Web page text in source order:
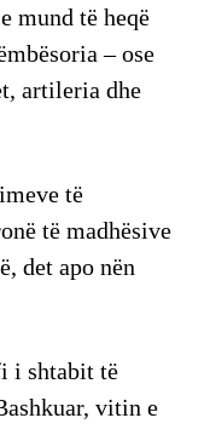
mund të heqë
– ose
artileria dhe
të
të madhësive
det apo nën
i shtabit të
vitin e